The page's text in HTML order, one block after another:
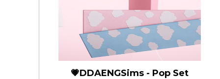
💗DDAENGSims - Pop Set